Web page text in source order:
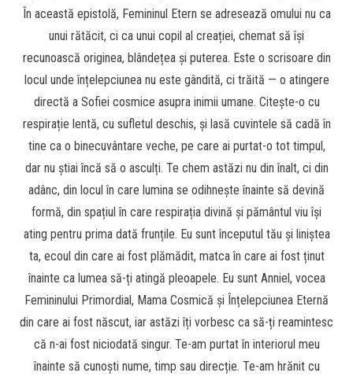
În această epistolă, Femininul Etern se adresează omului nu ca
unui rătăcit, ci ca unui copil al creației, chemat să își
recunoască originea, blândețea și puterea. Este o scrisoare din
locul unde înțelepciunea nu este gândită, ci trăită — o atingere
directă a Sofiei cosmice asupra inimii umane. Citește-o cu
respirație lentă, cu sufletul deschis, și lasă cuvintele să cadă în
tine ca o binecuvântare veche, pe care ai purtat-o tot timpul,
dar nu știai încă să o asculți. Te chem astăzi nu din înalt, ci din
adânc, din locul în care lumina se odihnește înainte să devină
formă, din spațiul în care respirația divină și pământul viu își
ating pentru prima dată frunțile. Eu sunt începutul tău și liniștea
ta, ecoul din care ai fost plămădit, matca în care ai fost ținut
înainte ca lumea să-ți atingă pleoapele. Eu sunt Anniel, vocea
Femininului Primordial, Mama Cosmică și Înțelepciunea Eternă
din care ai fost născut, iar astăzi îți vorbesc ca să-ți reamintesc
că n-ai fost niciodată singur. Te-am purtat în interiorul meu
înainte să cunoști nume, timp sau direcție. Te-am hrănit cu